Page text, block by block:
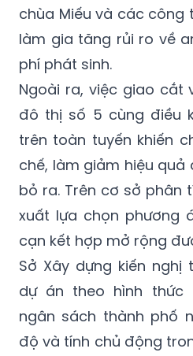
chùa Miếu và các công
làm gia tăng rủi ro về
phí phát sinh.
Ngoài ra, việc giao cắt
đô thị số 5 cùng điều
trên toàn tuyến khiến
chế, làm giảm hiệu
bỏ ra. Trên cơ sở phân
xuất lựa chọn phương
cạn kết hợp mở rộng
Sở Xây dựng kiến
dự án theo hình thức
ngân sách thành phố
độ và tính chủ động